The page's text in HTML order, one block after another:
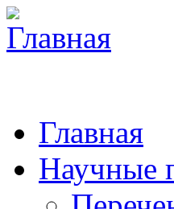
Главная
Научные